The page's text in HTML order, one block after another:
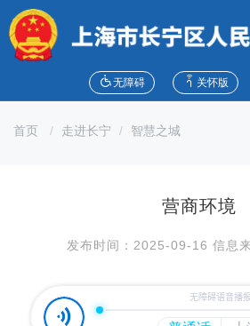
障
碍
说
无障碍 关怀版
首页 走进长宁 智慧之城
营商环境
发布时间：2025-09-16 信息